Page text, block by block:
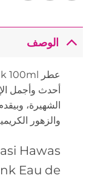
الوصف
عطر Hawas Pink 100ml من
الشهيرة،
والزهور
Hawas
Eau de